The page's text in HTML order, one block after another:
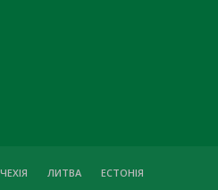
ЧЕХІЯ ЛИТВА
ЕСТОНІЯ